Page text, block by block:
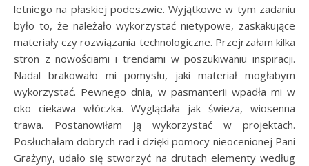
letniego na płaskiej podeszwie. Wyjątkowe w tym zadaniu
było to, że należało wykorzystać nietypowe, zaskakujące
materiały czy rozwiązania technologiczne. Przejrzałam kilka
stron z nowościami i trendami w poszukiwaniu inspiracji.
Nadal brakowało mi pomysłu, jaki materiał mogłabym
wykorzystać. Pewnego dnia, w pasmanterii wpadła mi w
oko ciekawa włóczka. Wyglądała jak świeża, wiosenna
trawa. Postanowiłam ją wykorzystać w projektach.
Posłuchałam dobrych rad i dzięki pomocy nieocenionej Pani
Grażyny, udało się stworzyć na drutach elementy według